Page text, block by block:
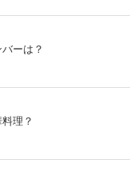
ーは？
理？